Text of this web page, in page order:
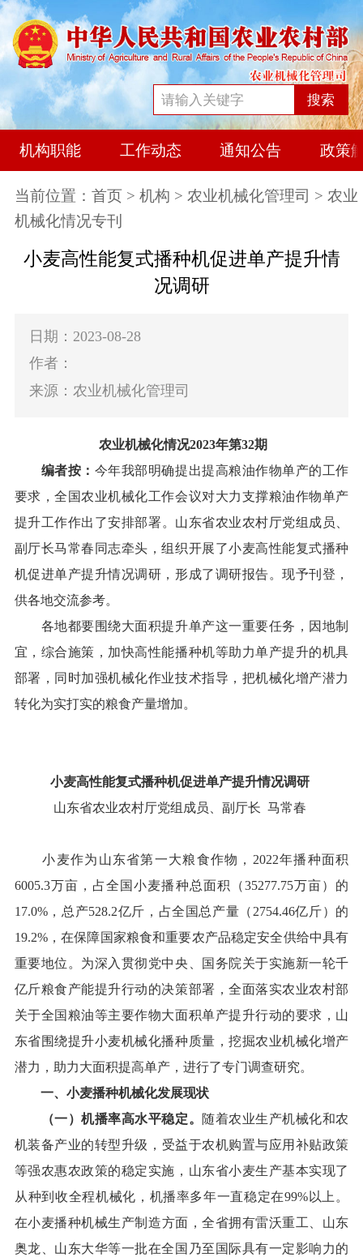
搜索
机构职能 工作动态 通知公告 政策
当前位置： 首页 > 机构 > 农业机械化管理司 > 农业
机械化情况专刊
小麦高性能复式播种机促进单产提升情
况调研
日期：2023-08-28
作者：
来源：农业机械化管理司
农业机械化情况2023年第32期
编者按： 今年我部明确提出提高粮油作物单产的工作
要求，全国农业机械化工作会议对大力支撑粮油作物单产
提升工作作出了安排部署。 山东省农业农村厅党组成员、
副厅长马常春同志牵头，组织开展了小麦高性能复式播种
机促进单产提升情况调研，形成了调研报告。现予刊登，
供各地交流参考。
各地都要围绕大面积提升单产这一重要任务，因地制
宜，综合施策，加快高性能播种机等助力单产提升的机具
部署，同时加强机械化作业技术指导，把机械化增产潜力
转化为实打实的粮食产量增加。
小麦高性能复式播种机促进单产提升情况调研
山东省农业农村厅党组成员、副厅长 马常春
小麦作为 山东省第一大粮食作物， 2022年播种面积
6005.3万亩，占全国小麦播种总面积（35277.75万亩）的
1 7.0%，总产528.2亿斤，占全国总产量（ 2754.46亿斤）的
19.2%，在保障国家粮食和重要农产品稳定安全供给中具有
重要地位。为深入贯彻党中央、国务院关于实施新一轮千
亿斤粮食产能提升行动的决策部署，全面落实农业农村部
关于全国粮油等主要作物大面积单产提升行动的要求， 山
东省围绕提升小麦机械化播种质量，挖掘农业机械化增产
潜力， 助力大面积提高单产， 进行了专门调查研究。
一、小麦播种机械化发展现状
（一）机播率高水平稳定。
随着农业生产机械化和农
机装备产业的转型升级 ， 受益于农机购置与应用 补贴政策
等强农惠农政策的稳定实施， 山东省小麦生产基本实现了
从种到收全程机械化，机播率多年一直稳定在99%以 上。
在小麦播种机械生产制造方面，全省拥有雷沃重工、山东
奥龙、山东大华等一批在全国乃至国际具有一定影响力的